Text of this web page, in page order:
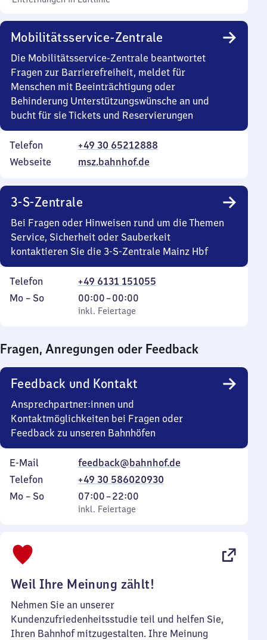
Mobilitätsservice-Zentrale
Die Mobilitätsservice-Zentrale beantwortet
Fragen zur Barrierefreiheit, meldet für
Menschen mit Beeinträchtigung oder
Behinderung Unterstützungswünsche an und
bucht für sie Tickets und Reservierungen
Telefon
+49 30 65212888
Webseite
msz.bahnhof.de
3-S-Zentrale
Bei Fragen oder Hinweisen rund um die Themen
Service, Sicherheit oder Sauberkeit
kontaktieren Sie die 3-S-Zentrale Mainz Hbf
Telefon
+49 6131 151055
Montag
Mo – So,
inkl. Feiertage
00:00–00:00
Von
0
0
Uhr
inkl. Feiertage
Fragen, Anregungen oder Feedback
Feedback und Kontakt
Ansprechpartner:innen und
Kontaktmöglichkeiten bei Fragen oder
Feedback zu unseren Bahnhöfen
E-Mail
feedback@bahnhof.de
Telefon
+49 30 586020930
Montag
Mo – So,
inkl. Feiertage
07:00–22:00
Von
7
inkl. Feiertage
Weil Ihre Meinung zählt!
Nehmen Sie an unserer
Kundenzufriedenheitsstudie teil und helfen Sie,
Ihren Bahnhof mitzugestalten. Ihre Meinung